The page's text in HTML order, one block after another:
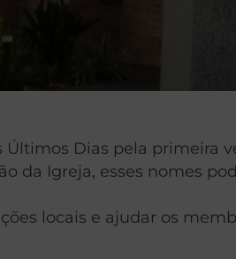
Dias pela primeira
da Igreja, esses nomes
locais e ajudar os